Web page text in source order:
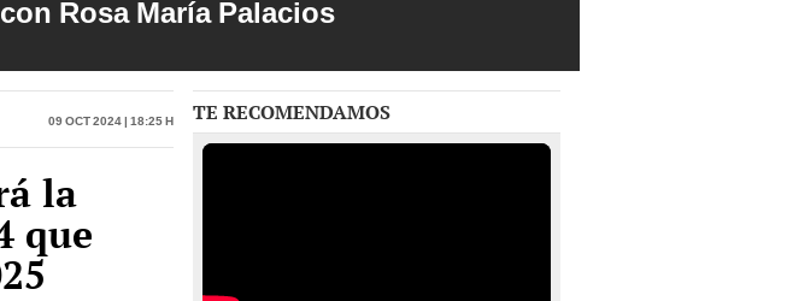
Rosa María Palacios
09 Oct 2024 | 18:25 h
la
que
TE RECOMENDAMOS